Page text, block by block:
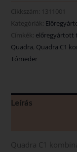
Cikkszám:
1311001
Kategóriák:
Címkék: előregyártott
Quadra, Quadra C1
Tómeder
Leírás
Quadra C1